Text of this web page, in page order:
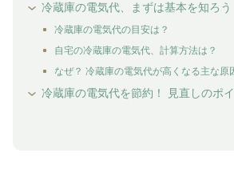
冷蔵庫の電気代、まずは基本を知ろう
冷蔵庫の電気代の目安は？
自宅の冷蔵庫の電気代、計算方法は？
なぜ？ 冷蔵庫の電気代が高くなる主な原
冷蔵庫の電気代を節約！ 見直しのポ